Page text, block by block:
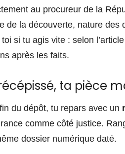
au procureur de la
de la découverte, nature
toi si tu agis vite : selon
après les faits.
ta pièce
du dépôt, tu repars avec un
comme côté justice.
dossier numérique daté.